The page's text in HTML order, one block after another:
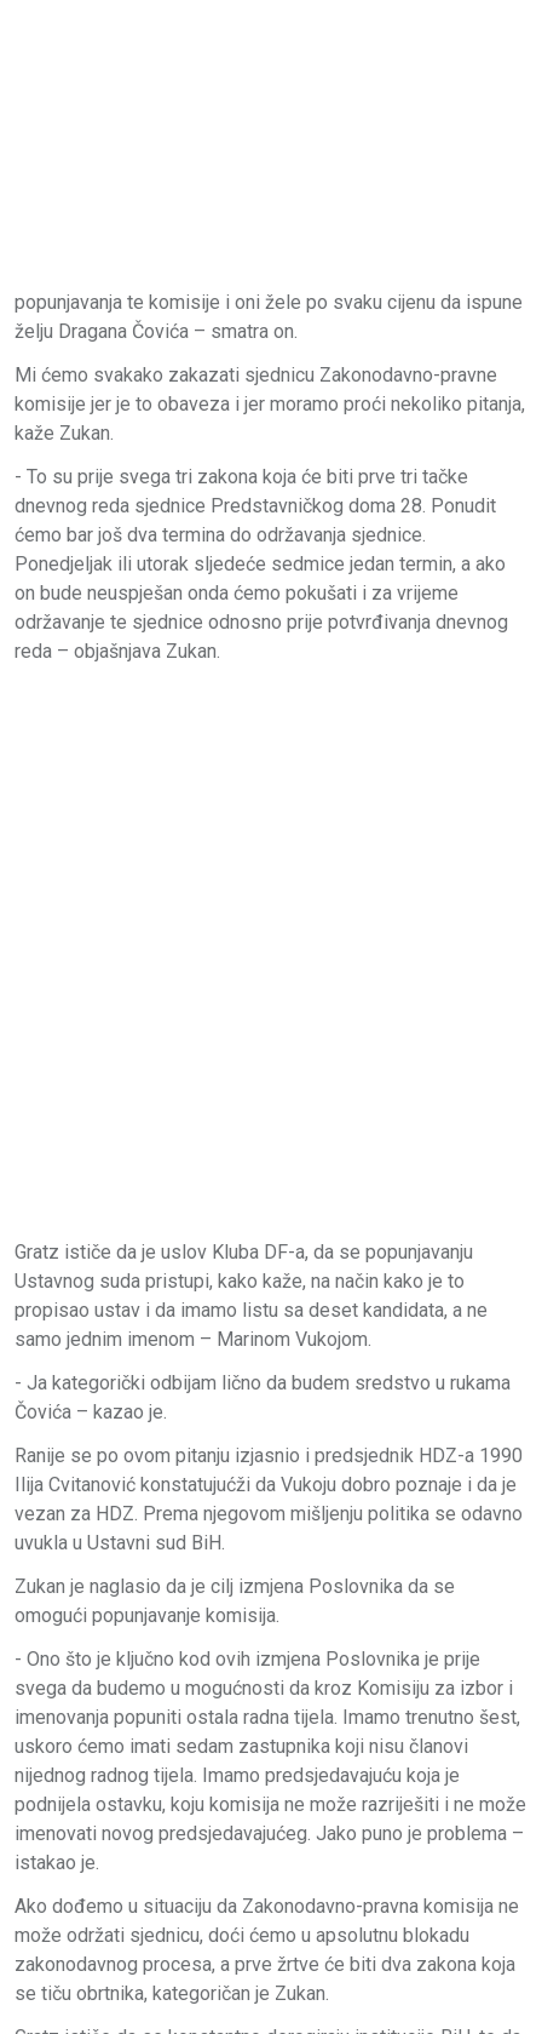
popunjavanja te komisije i oni žele po svaku cijenu da ispune
želju Dragana Čovića – smatra on.
Mi ćemo svakako zakazati sjednicu Zakonodavno-pravne
komisije jer je to obaveza i jer moramo proći nekoliko pitanja,
kaže Zukan.
- To su prije svega tri zakona koja će biti prve tri tačke
dnevnog reda sjednice Predstavničkog doma 28. Ponudit
ćemo bar još dva termina do održavanja sjednice.
Ponedjeljak ili utorak sljedeće sedmice jedan termin, a ako
on bude neuspješan onda ćemo pokušati i za vrijeme
održavanje te sjednice odnosno prije potvrđivanja dnevnog
reda – objašnjava Zukan.
Gratz ističe da je uslov Kluba DF-a, da se popunjavanju
Ustavnog suda pristupi, kako kaže, na način kako je to
propisao ustav i da imamo listu sa deset kandidata, a ne
samo jednim imenom – Marinom Vukojom.
- Ja kategorički odbijam lično da budem sredstvo u rukama
Čovića – kazao je.
Ranije se po ovom pitanju izjasnio i predsjednik HDZ-a 1990
Ilija Cvitanović konstatujućži da Vukoju dobro poznaje i da je
vezan za HDZ. Prema njegovom mišljenju politika se odavno
uvukla u Ustavni sud BiH.
Zukan je naglasio da je cilj izmjena Poslovnika da se
omogući popunjavanje komisija.
- Ono što je ključno kod ovih izmjena Poslovnika je prije
svega da budemo u mogućnosti da kroz Komisiju za izbor i
imenovanja popuniti ostala radna tijela. Imamo trenutno šest,
uskoro ćemo imati sedam zastupnika koji nisu članovi
nijednog radnog tijela. Imamo predsjedavajuću koja je
podnijela ostavku, koju komisija ne može razriješiti i ne može
imenovati novog predsjedavajućeg. Jako puno je problema –
istakao je.
Ako dođemo u situaciju da Zakonodavno-pravna komisija ne
može održati sjednicu, doći ćemo u apsolutnu blokadu
zakonodavnog procesa, a prve žrtve će biti dva zakona koja
se tiču obrtnika, kategoričan je Zukan.